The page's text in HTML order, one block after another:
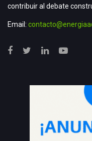
contribuir al debate
Email: